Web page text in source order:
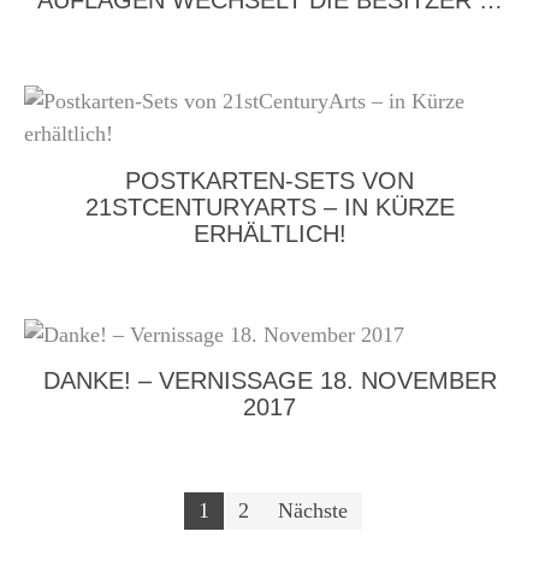
POSTKARTEN-SETS VON
21STCENTURYARTS – IN KÜRZE
ERHÄLTLICH!
DANKE! – VERNISSAGE 18. NOVEMBER
2017
Beitragsnavigation
1 2 Nächste